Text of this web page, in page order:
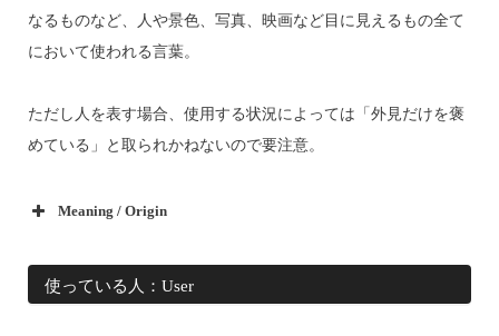
なるものなど、人や景色、写真、映画など目に見えるもの全て
において使われる言葉。
ただし人を表す場合、使用する状況によっては「外見だけを褒
めている」と取られかねないので要注意。
Meaning / Origin
使っている人：User